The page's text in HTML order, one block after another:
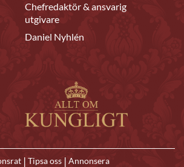
Chefredaktör & ansvarig
utgivare
Daniel Nyhlén
| Tipsa oss | Annonsera